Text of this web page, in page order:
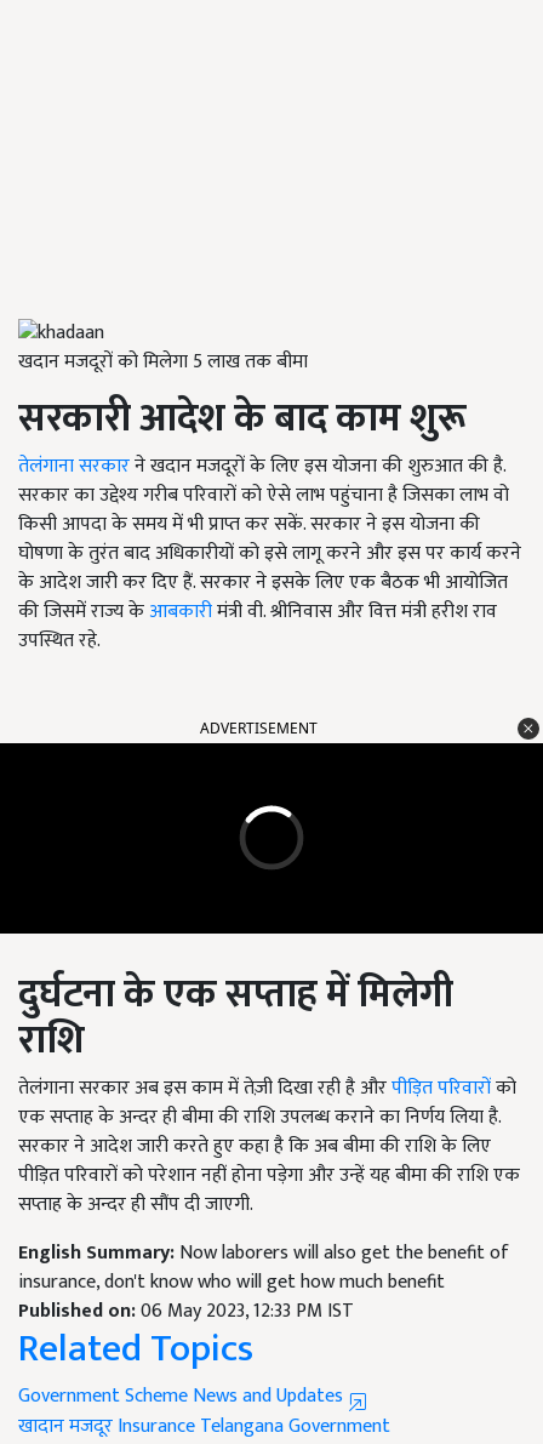
खदान मजदूरों को मिलेगा 5 लाख तक बीमा
सरकारी आदेश के बाद काम शुरू
तेलंगाना सरकारने खदान मजदूरों के लिए इस योजना की शुरुआत की है.
सरकार का उद्देश्य गरीब परिवारों को ऐसे लाभ पहुंचाना है जिसका लाभ वो
किसी आपदा के समय में भी प्राप्त कर सकें. सरकार ने इस योजना की
घोषणा के तुरंत बाद अधिकारीयों को इसे लागू करने और इस पर कार्य करने
के आदेश जारी कर दिए हैं. सरकार ने इसके लिए एक बैठक भी आयोजित
की जिसमें राज्य केआबकारीमंत्री वी. श्रीनिवास और वित्त मंत्री हरीश राव
उपस्थित रहे.
ADVERTISEMENT
दुर्घटना के एक सप्ताह में मिलेगी
राशि
तेलंगाना सरकार अब इस काम में तेज़ी दिखा रही है औरपीड़ित परिवारोंको
एक सप्ताह के अन्दर ही बीमा की राशि उपलब्ध कराने का निर्णय लिया है.
सरकार ने आदेश जारी करते हुए कहा है कि अब बीमा की राशि के लिए
पीड़ित परिवारों को परेशान नहीं होना पड़ेगा और उन्हें यह बीमा की राशि एक
सप्ताह के अन्दर ही सौंप दी जाएगी.
English Summary:Now laborers will also get the benefit of
insurance, don't know who will get how much benefit
Published on:06 May 2023, 12:33 PM IST
Related Topics
Government Scheme News and Updates
खादान मजदूरInsuranceTelangana Government